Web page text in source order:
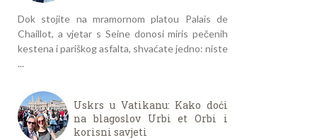
Dok stojite na mramornom platou Palais de
Chaillot, a vjetar s Seine donosi miris pečenih
kestena i pariškog asfalta, shvaćate jedno: niste
...
Uskrs u Vatikanu: Kako doći
na blagoslov Urbi et Orbi i
korisni savjeti